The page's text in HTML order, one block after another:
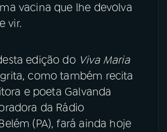
vacina que lhe devolva
vir.
edição do Viva Maria
como também recita
e poeta Galvanda
da Rádio
(PA), fará ainda hoje